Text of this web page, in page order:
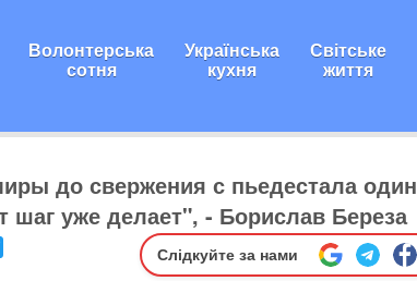
Волонтерська
сотня
Українська
кухня
Світське
життя
до свержения с пьедестала один
шаг уже делает", - Борислав Береза
Слідкуйте за нами